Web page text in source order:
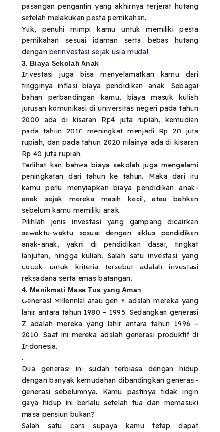
pasangan pengantin yang akhirnya terjerat hutang
setelah melakukan pesta pernikahan.
Yuk, penuhi mimpi kamu untuk memiliki pesta
pernikahan sesuai idaman serta bebas hutang
denganberinvestasi sejak usia muda!
3. Biaya Sekolah Anak
Investasi juga bisa menyelamatkan kamu dari
tingginya inflasi biaya pendidikan anak. Sebagai
bahan perbandingan kamu, biaya masuk kuliah
jurusan komunikasi di universitas negeri pada tahun
2000 ada di kisaran Rp4 juta rupiah, kemudian
pada tahun 2010 meningkat menjadi Rp 20 juta
rupiah, dan pada tahun 2020 nilainya ada di kisaran
Rp 40 juta rupiah.
Terlihat kan bahwa biaya sekolah juga mengalami
peningkatan dari tahun ke tahun. Maka dari itu
kamu perlu menyiapkan biaya pendidikan anak-
anak sejak mereka masih kecil, atau bahkan
sebelum kamu memiliki anak.
Pilihlah jenis investasi yang gampang dicairkan
sewaktu-waktu sesuai dengan siklus pendidikan
anak-anak, yakni di pendidikan dasar, tingkat
lanjutan, hingga kuliah. Salah satu investasi yang
cocok untuk kriteria tersebut adalah investasi
reksadana serta emas batangan.
4. Menikmati Masa Tua yang Aman
Generasi Millennial atau gen Y adalah mereka yang
lahir antara tahun 1980 – 1995. Sedangkan generasi
Z adalah mereka yang lahir antara tahun 1996 –
2010. Saat ini mereka adalah generasi produktif di
Indonesia.
.
Dua generasi ini sudah terbiasa dengan hidup
dengan banyak kemudahan dibandingkan generasi-
generasi sebelumnya. Kamu pastinya tidak ingin
gaya hidup ini berlalu setelah tua dan memasuki
masa pensiun bukan?
Salah satu cara supaya kamu tetap dapat